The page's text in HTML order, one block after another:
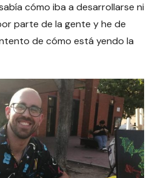
cómo iba a desarrollarse ni
parte de la gente y he de
de cómo está yendo la